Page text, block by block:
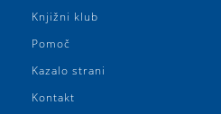
Knjižni klub
Pomoč
Kazalo strani
Kontakt